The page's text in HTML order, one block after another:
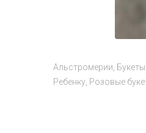
Альстромерии
Ребенку Розовые